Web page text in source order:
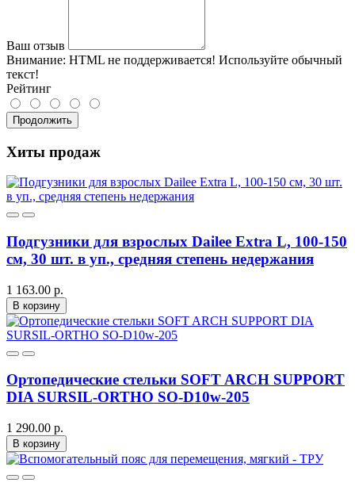
Ваш отзыв
Внимание: HTML не поддерживается! Используйте обычный
текст!
Рейтинг
Продолжить
Хиты продаж
Подгузники для взрослых Dailee Extra L, 100-150
см, 30 шт. в уп., средняя степень недержания
1 163.00 р.
В корзину
Ортопедические стельки SOFT ARCH SUPPORT
DIA SURSIL-ORTHO SO-D10w-205
1 290.00 р.
В корзину